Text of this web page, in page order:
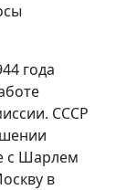
года
СССР
с Шарлем
в